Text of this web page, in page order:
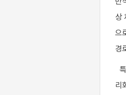
상
으
경
리